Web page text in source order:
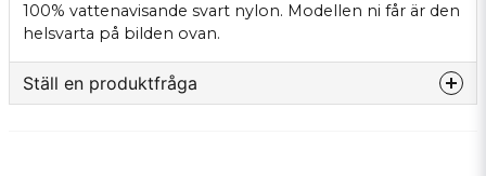
100% vattenavisande svart nylon. Modellen ni får är den
helsvarta på bilden ovan.
Ställ en produktfråga